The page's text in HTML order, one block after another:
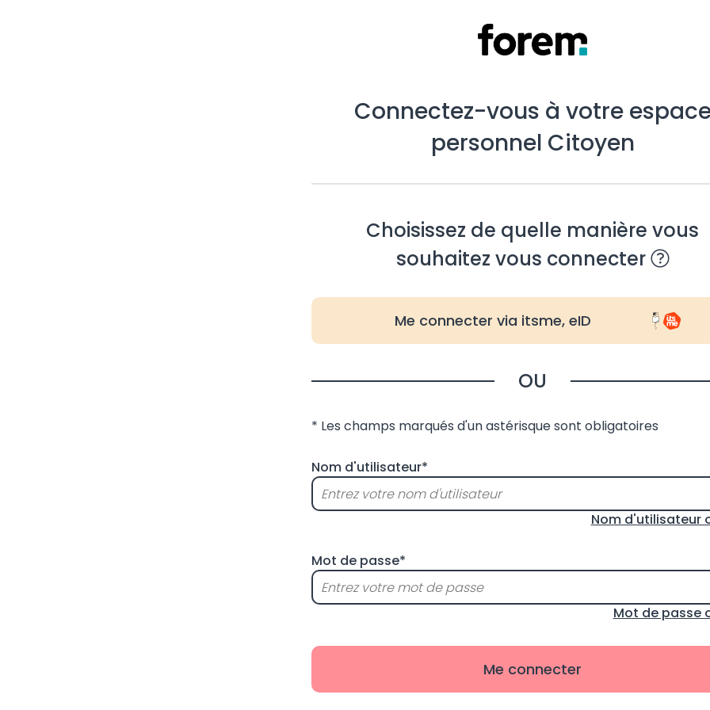
Connectez-vous à votre
personnel Citoyen
Choisissez de quelle manière vous
souhaitez vous connecter
Me connecter via itsme, eID
OU
* Les champs marqués d'un astérisque sont obligatoires
Nom d'utilisateur*
Nom d'utilisateur
Mot de passe*
Mot de passe
Me connecter